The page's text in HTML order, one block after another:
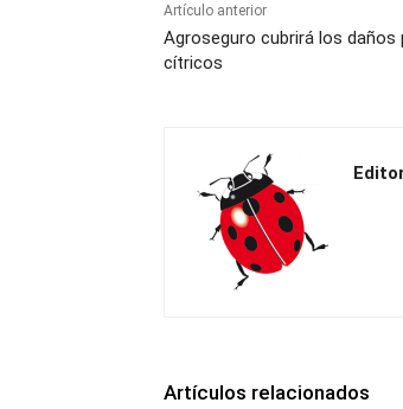
Artículo anterior
Agroseguro cubrirá los daños
cítricos
Artículos relacionados